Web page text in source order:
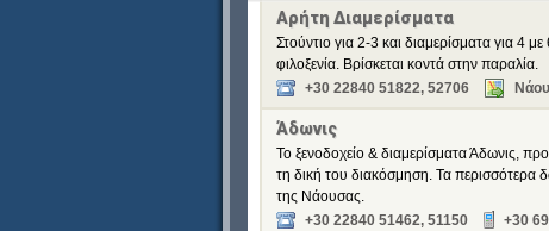
Αρήτη Διαμερίσματα
Στούντιο για 2-3 και διαμερίσματα για 4
φιλοξενία. Βρίσκεται κοντά στην παραλία.
+30 22840 51822, 52706
Άδωνις
Το ξενοδοχείο & διαμερίσματα Άδωνις,
τη δική του διακόσμηση. Τα περισσότερα
της Νάουσας.
+30 22840 51462, 51150
+30